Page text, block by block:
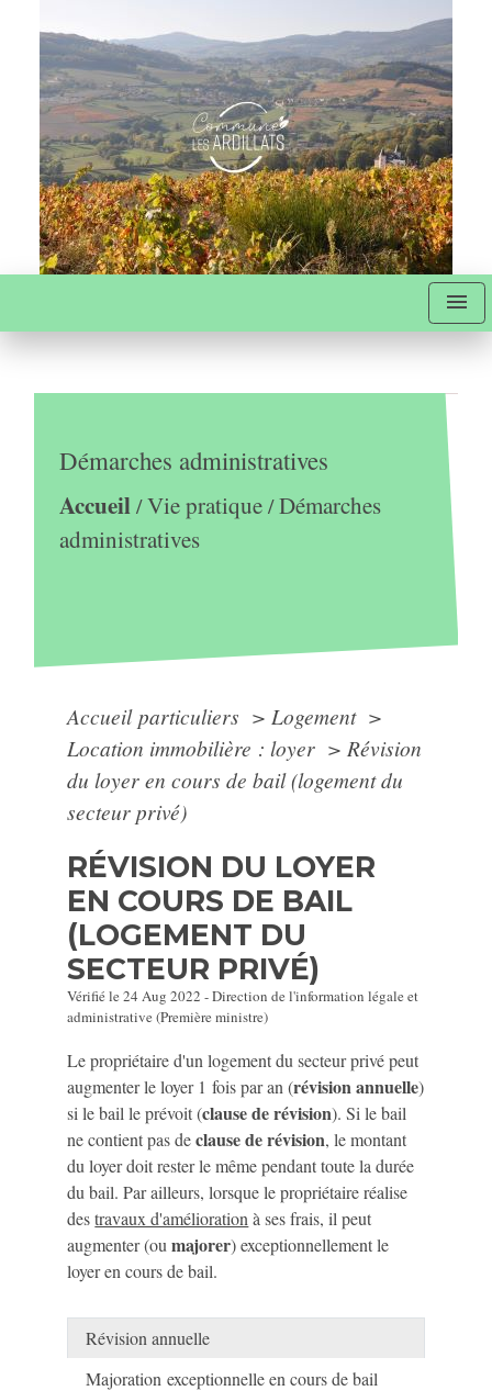
menu
Démarches administratives
Accueil/Vie pratique/Démarches
administratives
Accueil particuliers > Logement >
Location immobilière : loyer > Révision
du loyer en cours de bail (logement du
secteur privé)
RÉVISION DU LOYER
EN COURS DE BAIL
(LOGEMENT DU
SECTEUR PRIVÉ)
Vérifié le 24 Aug 2022 - Direction de l'information légale et
administrative (Première ministre)
Le propriétaire d'un logement du secteur privé peut
augmenter le loyer 1 fois par an (révision annuelle)
si le bail le prévoit (clause de révision). Si le bail
ne contient pas declause de révision, le montant
du loyer doit rester le même pendant toute la durée
du bail. Par ailleurs, lorsque le propriétaire réalise
destravaux d'amélioration à ses frais, il peut
augmenter (oumajorer) exceptionnellement le
loyer en cours de bail.
Révision annuelle
Majoration exceptionnelle en cours de bail